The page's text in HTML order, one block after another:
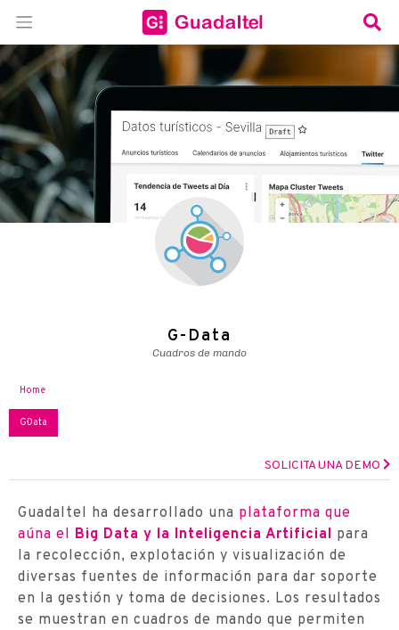
G-Data
Cuadros de mando
Home
G·Data
SOLICITA UNA DEMO
Guadaltel ha desarrollado una plataforma que
aúna el Big Data y la Inteligencia Artificial para
la recolección, explotación y visualización de
diversas fuentes de información para dar soporte
en la gestión y toma de decisiones. Los resultados
se muestran en cuadros de mando que permiten